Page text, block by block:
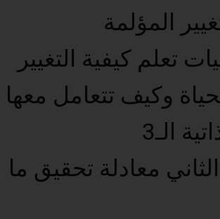
المؤلمة
تعلم كيفية التغيير
وكيف تتعامل معها
الـ3
معادلة تحقيق ما